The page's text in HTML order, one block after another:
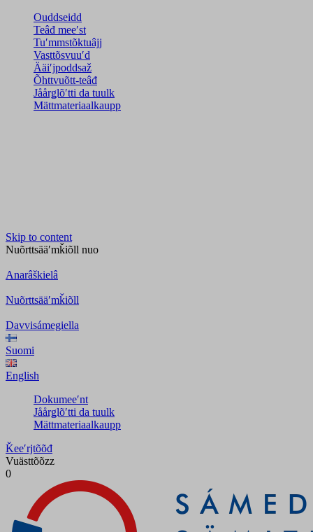
Ouddseidd
Teâđ meeʹst
Tuʹmmstõktuâjj
Vasttõsvuuʹd
Ääiʹjpoddsaž
Õhttvuõtt-teâđ
Jåårǥlõʹtti da tuulk
Mättmateriaalkaupp
Skip to content
Nuõrttsääʹmǩiõll nuo
Anarâškielâ
Nuõrttsääʹmǩiõll
Davvisámegiella
Suomi
English
Dokumeeʹnt
Jåårǥlõʹtti da tuulk
Mättmateriaalkaupp
Ǩeeʹrjtõõđ
Vuästtõõzz
0